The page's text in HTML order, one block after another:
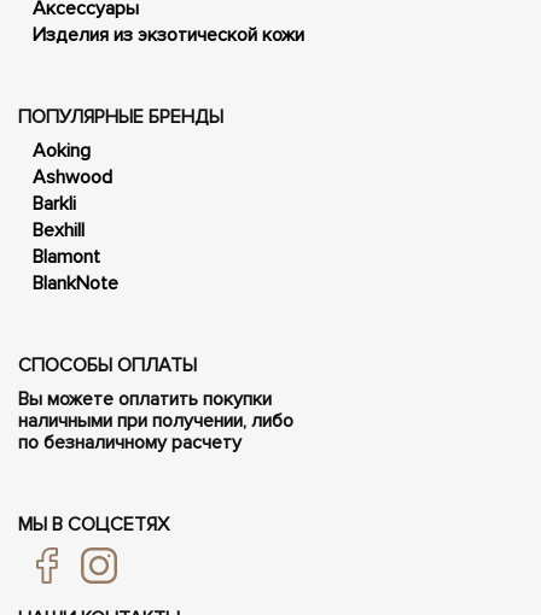
Аксессуары
Изделия из экзотической кожи
ПОПУЛЯРНЫЕ БРЕНДЫ
Aoking
Ashwood
Barkli
Bexhill
Blamont
BlankNote
СПОСОБЫ ОПЛАТЫ
Вы можете оплатить покупки
наличными при получении, либо
по безналичному расчету
МЫ В СОЦСЕТЯХ